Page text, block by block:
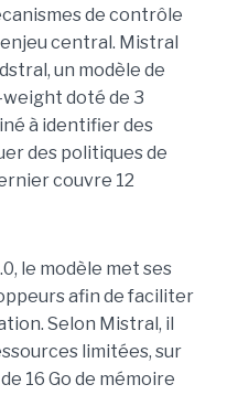
de contrôle
central. Mistral
un modèle de
doté de 3
à identifier des
des politiques de
couvre 12
le modèle met ses
afin de faciliter
Selon Mistral, il
limitées, sur
16 Go de mémoire